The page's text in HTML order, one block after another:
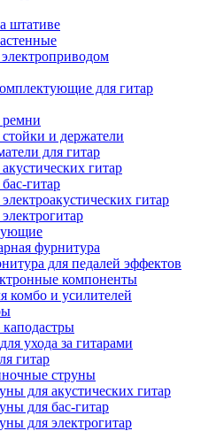
штативе
для гитар
ремни
и держатели
для гитар
гитар
гитар
гитар
фурнитура
для педалей эффектов
компоненты
комбо и усилителей
ухода за гитарами
гитар
струны
для акустических гитар
для бас-гитар
для электрогитар